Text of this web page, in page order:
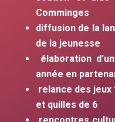
Comminges
diffusion de la
de la jeunesse
élaboration
année en
relance des
et quilles de 6
rencontres